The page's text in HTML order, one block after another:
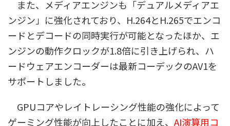
また、メディアエンジンも「デュアルメディアエ
ンジン」に強化されており、H.264とH.265でエンコ
ードとデコードの同時実行が可能となったほか、エ
ンジンの動作クロックが1.8倍に引き上げられ、ハ
ードウェアエンコーダーは最新コーデックのAV1を
サポートしました。
GPUコアやレイトレーシング性能の強化によって
ゲーミング性能が向上したことに加え、 AI演算用コ